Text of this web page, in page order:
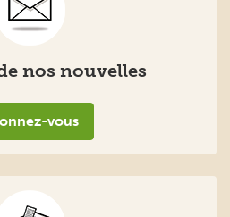
nos nouvelles
vous